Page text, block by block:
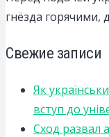
гнёзда
Свежие записи
Як
вступ до
Сход развал